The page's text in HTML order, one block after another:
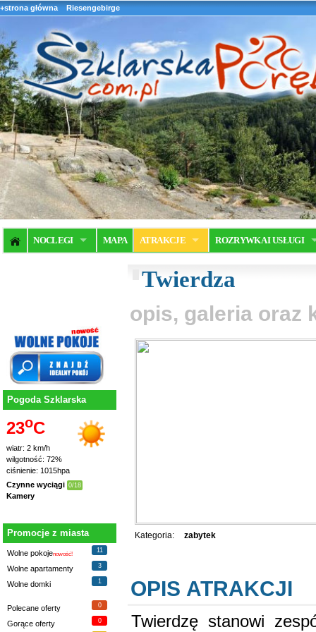
+strona główna Riesengebirge
NOCLEGI MAPA ATRAKCJE ROZRYWKA I USŁUGI
Pogoda Szklarska
23oC
wiatr: 2 km/h
wilgotność: 72%
ciśnienie: 1015hpa
Czynne wyciągi 0/18
Kamery
Promocje z miasta
Wolne pokojenowość!
11
Wolne apartamenty 3
Wolne domki 1
Polecane oferty 0
Gorące oferty 0
Twierdza
opis, galeria oraz
Kategoria: zabytek
OPIS ATRAKCJI
Twierdzę stanowi